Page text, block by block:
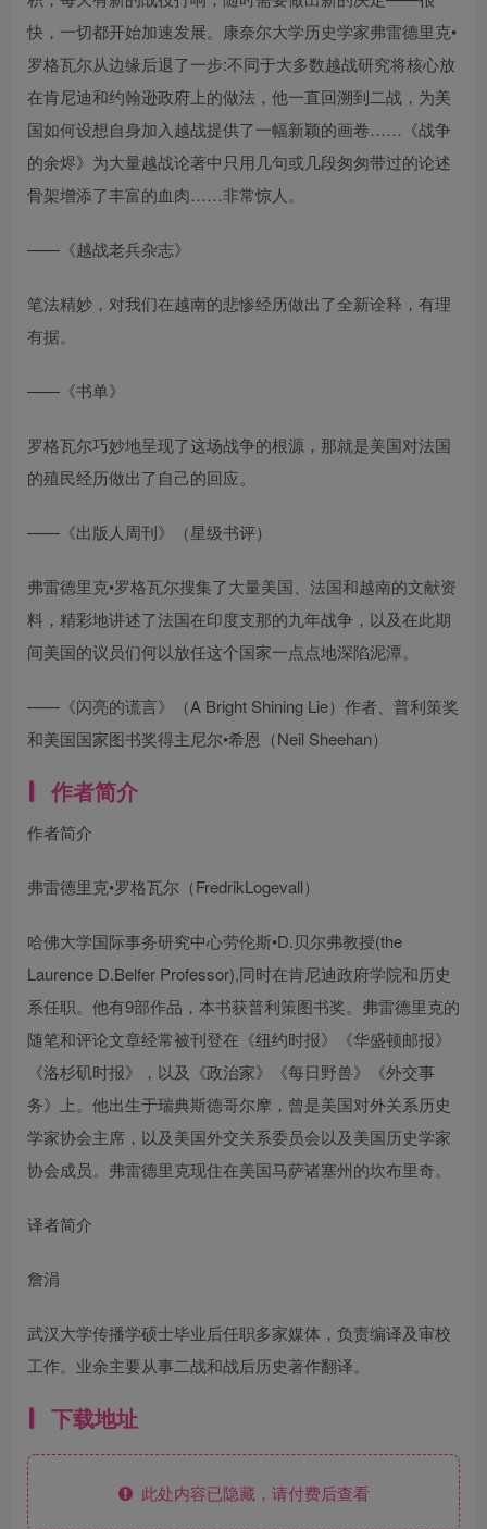
快，一切都开始加速发展。康奈尔大学历史学家弗雷德里克•
罗格瓦尔从边缘后退了一步:不同于大多数越战研究将核心放
在肯尼迪和约翰逊政府上的做法，他一直回溯到二战，为美
国如何设想自身加入越战提供了一幅新颖的画卷……《战争
的余烬》为大量越战论著中只用几句或几段匆匆带过的论述
骨架增添了丰富的血肉……非常惊人。
——《越战老兵杂志》
笔法精妙，对我们在越南的悲惨经历做出了全新诠释，有理
有据。
——《书单》
罗格瓦尔巧妙地呈现了这场战争的根源，那就是美国对法国
的殖民经历做出了自己的回应。
——《出版人周刊》（星级书评）
弗雷德里克•罗格瓦尔搜集了大量美国、法国和越南的文献资
料，精彩地讲述了法国在印度支那的九年战争，以及在此期
间美国的议员们何以放任这个国家一点点地深陷泥潭。
——《闪亮的谎言》（A Bright Shining Lie）作者、普利策奖
和美国国家图书奖得主尼尔•希恩（Neil Sheehan）
作者简介
作者简介
弗雷德里克•罗格瓦尔（FredrikLogevall）
哈佛大学国际事务研究中心劳伦斯•D.贝尔弗教授(the
Laurence D.Belfer Professor),同时在肯尼迪政府学院和历史
系任职。他有9部作品，本书获普利策图书奖。弗雷德里克的
随笔和评论文章经常被刊登在《纽约时报》《华盛顿邮报》
《洛杉矶时报》，以及《政治家》《每日野兽》《外交事
务》上。他出生于瑞典斯德哥尔摩，曾是美国对外关系历史
学家协会主席，以及美国外交关系委员会以及美国历史学家
协会成员。弗雷德里克现住在美国马萨诸塞州的坎布里奇。
译者简介
詹涓
武汉大学传播学硕士毕业后任职多家媒体，负责编译及审校
工作。业余主要从事二战和战后历史著作翻译。
下载地址
此处内容已隐藏，请付费后查看